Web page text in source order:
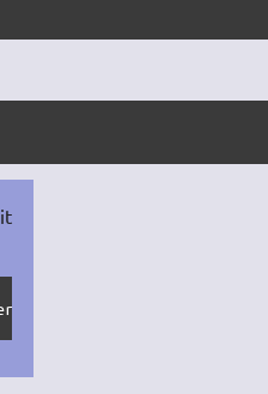
git/torvalds/linux.git